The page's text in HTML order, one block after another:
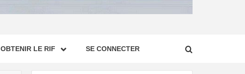
OBTENIR LE RIF SE CONNECTER